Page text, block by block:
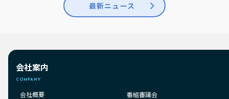
最新ニュース
会社案内
COMPANY
会社概要
番組審議会